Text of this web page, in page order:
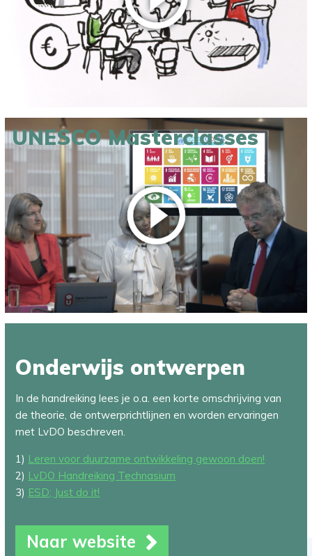
UNESCO Masterclasses
Onderwijs ontwerpen
In de handreiking lees je o.a. een korte omschrijving van
de theorie, de ontwerprichtlijnen en worden ervaringen
met LvDO beschreven.
1) Leren voor duurzame ontwikkeling gewoon doen!
2) LvDO Handreiking Technasium
3) ESD; Just do it!
Naar website